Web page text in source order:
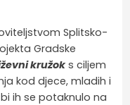
Splitsko-
Gradske
kružok s ciljem
kod djece, mladih i
ih se potaknulo na